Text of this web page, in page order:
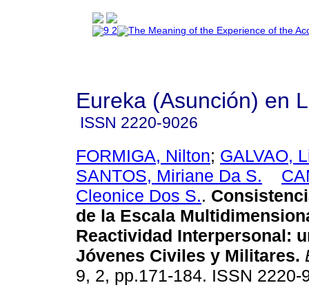
Eureka (Asunción) en
ISSN 2220-9026
FORMIGA, Nilton; GALVAO,
SANTOS, Miriane Da S.
Cleonice Dos S..
de la Escala
Reactividad Interpersonal:
Jóvenes Civiles y Militares.
9, 2, pp.171-184. ISSN 2220-